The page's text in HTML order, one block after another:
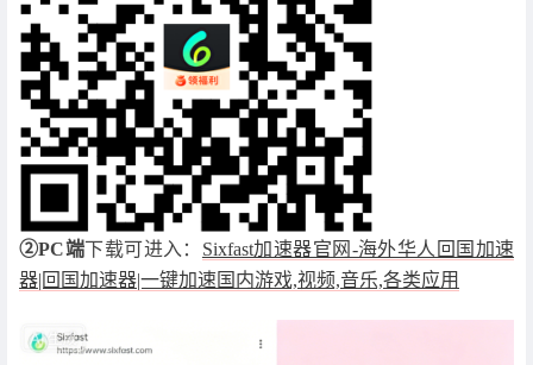
②PC端 下载可进入： Sixfast加速器官网-海外华人回国加速
器|回国加速器|一键加速国内游戏,视频,音乐,各类应用